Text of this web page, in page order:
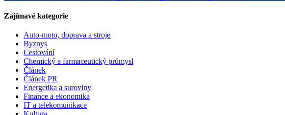
Zajímavé kategorie
Auto-moto, doprava a stroje
Byznys
Cestování
Chemický a farmaceutický průmysl
Článek
Článek PR
Energetika a suroviny
Finance a ekonomika
IT a telekomunikace